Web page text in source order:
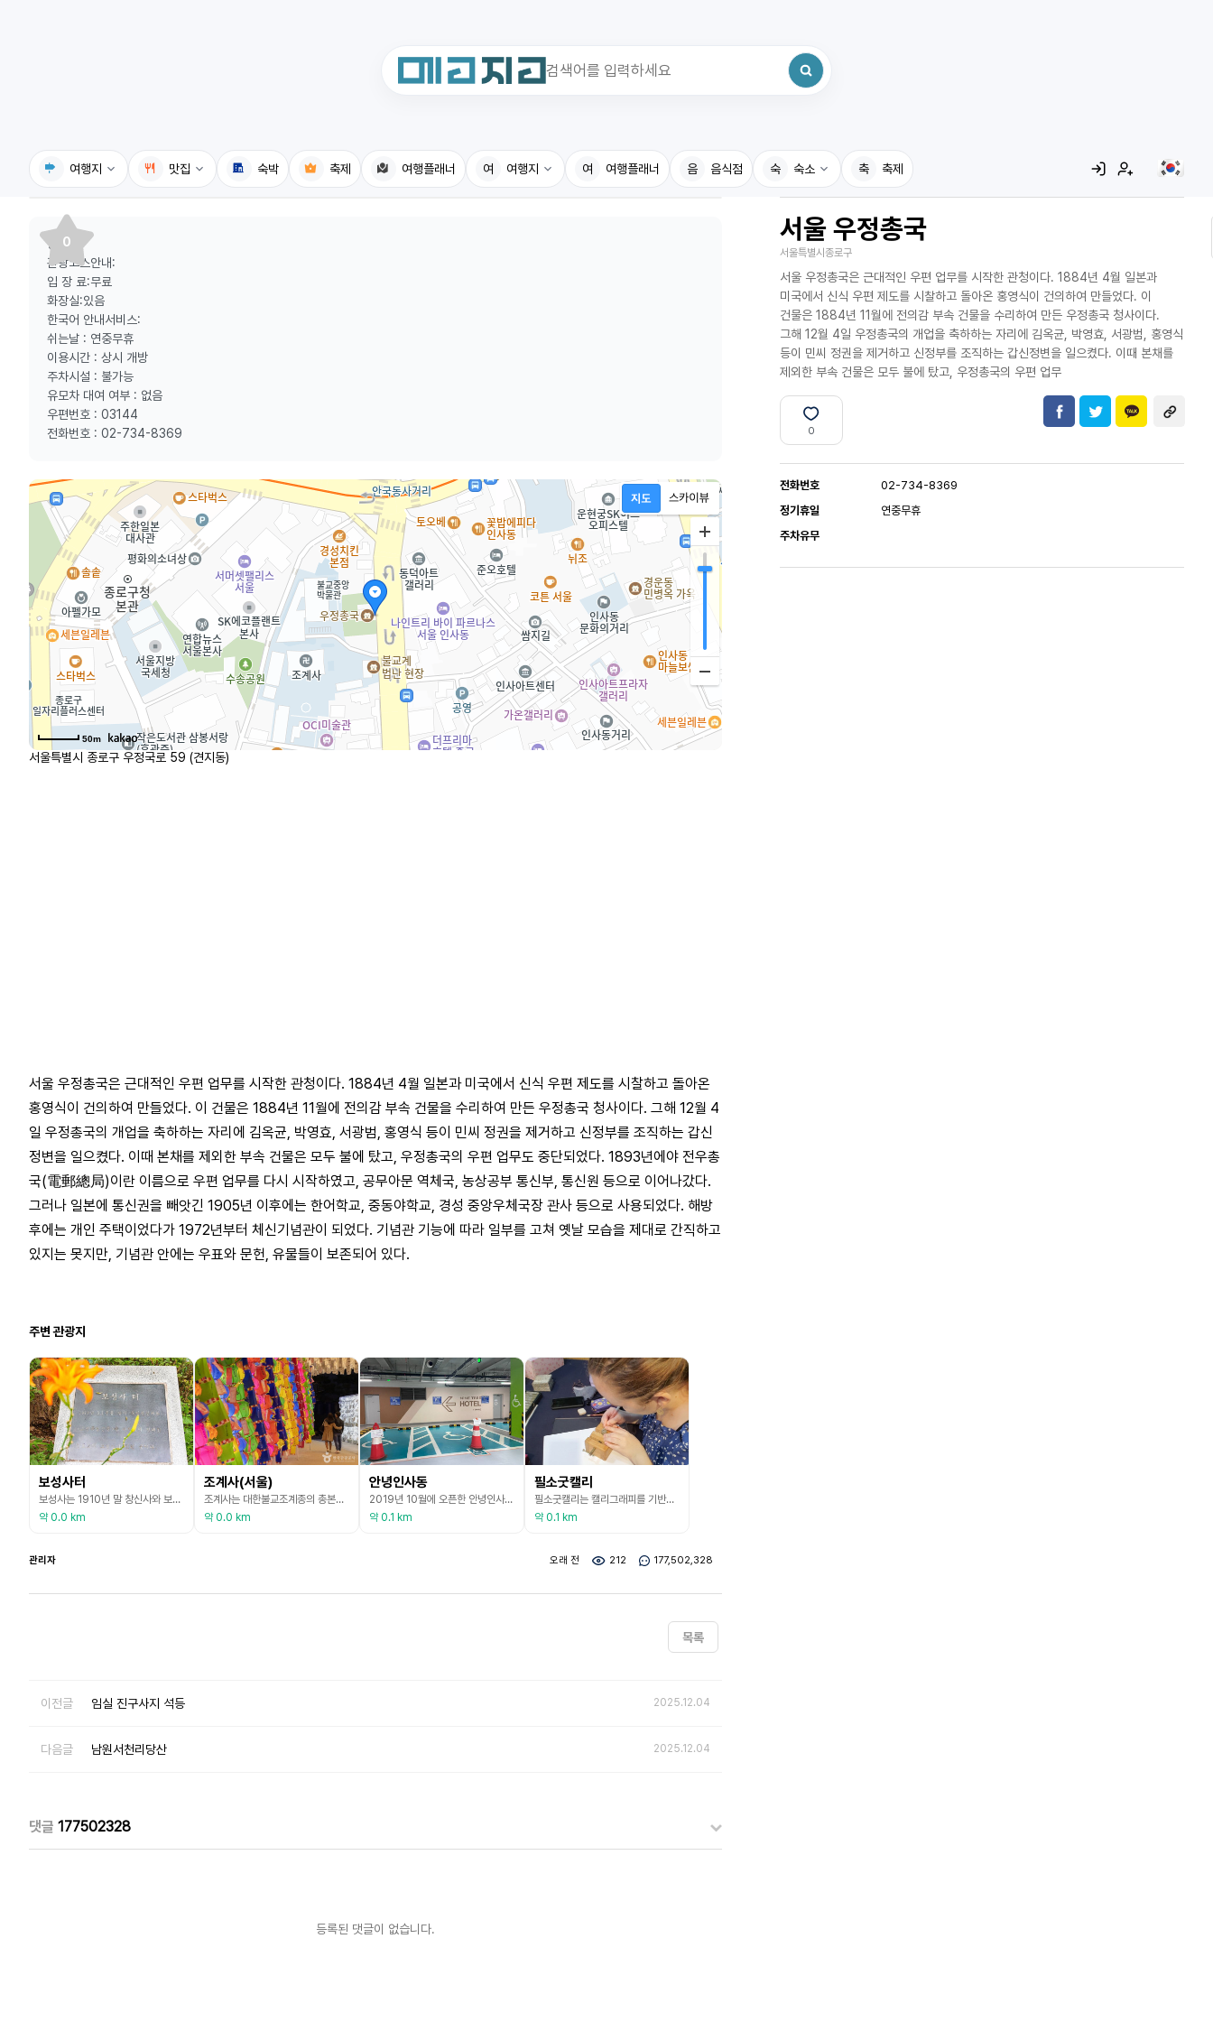
여행지
국내여행지
휴게소 n
전기충전소
식물도감
맛집 숙박 축제 여행플래너 여 여행지 여 여행플래너 음 음식점 숙 숙소
국내맛집
고수의레시피
음식용어사전
축 축제
최근 검색어가 없습니다.
서울 우정총국
서울특별시종로구
서울 우정총국은 근대적인 우편 업무를 시작한 관청이다. 1884년 4월 일본과
미국에서 신식 우편 제도를 시찰하고 돌아온 홍영식이 건의하여 만들었다. 이
건물은 1884년 11월에 전의감 부속 건물을 수리하여 만든 우정총국 청사이다.
그해 12월 4일 우정총국의 개업을 축하하는 자리에 김옥균, 박영효, 서광범, 홍영식
등이 민씨 정권을 제거하고 신정부를 조직하는 갑신정변을 일으켰다. 이때 본채를
제외한 부속 건물은 모두 불에 탔고, 우정총국의 우편 업무
0
전화번호
02-734-8369
정기휴일
연중무휴
주차유무
0
등산로:
관광코스안내:
입 장 료:무료
화장실:있음
한국어 안내서비스:
쉬는날 : 연중무휴
이용시간 : 상시 개방
주차시설 : 불가능
유모차 대여 여부 : 없음
우편번호 : 03144
전화번호 : 02-734-8369
50m
서울특별시 종로구 우정국로 59 (견지동)
서울 우정총국은 근대적인 우편 업무를 시작한 관청이다. 1884년 4월 일본과 미국에서 신식 우편 제도를 시찰하고 돌아온
홍영식이 건의하여 만들었다. 이 건물은 1884년 11월에 전의감 부속 건물을 수리하여 만든 우정총국 청사이다. 그해 12월 4
일 우정총국의 개업을 축하하는 자리에 김옥균, 박영효, 서광범, 홍영식 등이 민씨 정권을 제거하고 신정부를 조직하는 갑신
정변을 일으켰다. 이때 본채를 제외한 부속 건물은 모두 불에 탔고, 우정총국의 우편 업무도 중단되었다. 1893년에야 전우총
국(電郵總局)이란 이름으로 우편 업무를 다시 시작하였고, 공무아문 역체국, 농상공부 통신부, 통신원 등으로 이어나갔다.
그러나 일본에 통신권을 빼앗긴 1905년 이후에는 한어학교, 중동야학교, 경성 중앙우체국장 관사 등으로 사용되었다. 해방
후에는 개인 주택이었다가 1972년부터 체신기념관이 되었다. 기념관 기능에 따라 일부를 고쳐 옛날 모습을 제대로 간직하고
있지는 못지만, 기념관 안에는 우표와 문헌, 유물들이 보존되어 있다.
주변 관광지
보성사터
보성사는 1910년 말 창신사와 보성학원 소속 보성사 인쇄소를 합병하여 만든 천도교 계통의 인쇄소이다. 3·1 운동 동시 2만 장의 독립선언서를 인쇄한 곳이기도 하다. 당시 보성사 사장이었던 이종일은 공장 감독 김홍규, 총무 장효근 등과 함께 1919년 2월 27일 이곳에서 독립선언서를 인쇄하여 자신의 집으로 운반한 뒤, 다음날 전국 각지에 배포함으로써 독립운동의 발판을 마련하였다. 보성사는 30평 2층 기와 벽돌집으로 전동 보성학교 구내에 있었으며,
약 0.0 km
조계사(서울)
조계사는 대한불교조계종의 총본산 사찰이다. 조계사의 전신 각황사가 1910년 서울 종로 중심지에 창건된 이래 백여 년 동안 조계사는 ‘한국불교 일번지’라는 상징성으로 불자들의 마음속 의지처가 되어 왔다. 서울 종로 한복판에 자리한 조계사는 시민들에게 도심 속 평화로운 휴식과 여유를 제공하고 있다. 전통을 이어가는 불자들과 도시의 하루를 살아가는 현대인들의 발길 또한 끊이지 않는다. 정갈하게 정돈된 도량은 봄에는 연등, 여름에는 연꽃, 가을에는 국화로
약 0.0 km
안녕인사동
2019년 10월에 오픈한 안녕인사동은 다양한 먹거리, 즐길거리, 볼거리가 가득한 복합문화공간으로, 일상의 재미와 여유를 제공하며 시민들에게 휴식을 제공한다. 1층부터 6층까지는 맛거리, 멋거리, 즐길거리 등 테마로 구성된 상업공간이 있으며, 6층부터 13층까지는 호텔로 관광과 쇼핑을 목적으로 하는 고객들을 위한 시설이 위치해 있다. 지하는 인사센트럴뮤지엄으로 전시를 하는데 정보는 홈페이지를 참고하면 된다. 주차시설은 유료이므로 확인 후 방문하길 추천한
약 0.1 km
필소굿캘리
필소굿캘리는 캘리그래피를 기반으로 한 디자인 상품과 기념품을 제조 및 판매와 동시에 체험프로그램도 운영하고 있다. 한국의 도장 문화를 소개하고, 한글이나 영어로 디자인할 수 있도록 도와준 후 돌에 직접 새김을 할 수 있다. 내국인들에게는 자신의 이름을 스스로 새겨보는 의미 있는 작업을 통해 지금까지 불리어온 자신의 이름에 대해 안부를 물어보며 자신을 돌아보는 시간이 될 수 있다. 외국인들에게는 한국의 문화를 직접 체험해 보고 느낄 수 있는 시간이 될 수
약 0.1 km
관리자 오래 전 212 177,502,328
목록
이전글 임실 진구사지 석등 2025.12.04
다음글 남원서천리당산 2025.12.04
댓글 177502328
등록된 댓글이 없습니다.